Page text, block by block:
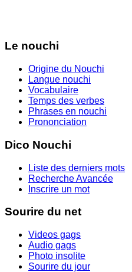
Le nouchi
Origine du Nouchi
Langue nouchi
Vocabulaire
Temps des verbes
Phrases en nouchi
Prononciation
Dico Nouchi
Liste des derniers mots
Recherche Avancée
Inscrire un mot
Sourire du net
Videos gags
Audio gags
Photo insolite
Sourire du jour